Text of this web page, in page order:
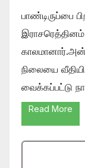
பாண்டிருப்பை
நிலையை
வைக்கப்பட்டு
Read More